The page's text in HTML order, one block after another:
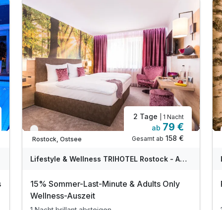
WAR
202
Nur noch bis August
Rostock, Ostsee
2 Tage | 1 Nacht
ab 79 €
Gesamt ab 158 €
Lifestyle & Wellness TRIHOTEL Rostock - Adults only
15% Sommer-Last-Minute & Adults Only
Wellness-Auszeit